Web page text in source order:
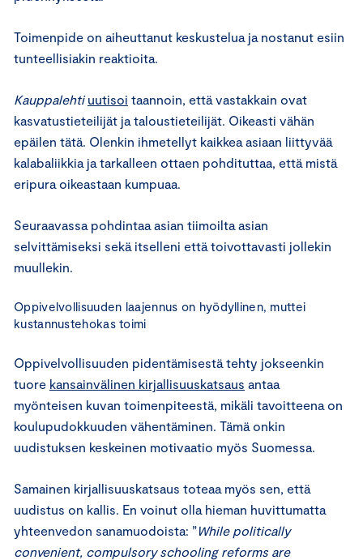
Toimenpide on aiheuttanut keskustelua ja nostanut esiin
tunteellisiakin reaktioita.
Kauppalehti uutisoi taannoin, että vastakkain ovat
kasvatustieteilijät ja taloustieteilijät. Oikeasti vähän
epäilen tätä. Olenkin ihmetellyt kaikkea asiaan liittyvää
kalabaliikkia ja tarkalleen ottaen pohdituttaa, että mistä
eripura oikeastaan kumpuaa.
Seuraavassa pohdintaa asian tiimoilta asian
selvittämiseksi sekä itselleni että toivottavasti jollekin
muullekin.
Oppivelvollisuuden laajennus on hyödyllinen, muttei
kustannustehokas toimi
Oppivelvollisuuden pidentämisestä tehty jokseenkin
tuore kansainvälinen kirjallisuuskatsaus antaa
myönteisen kuvan toimenpiteestä, mikäli tavoitteena on
koulupudokkuuden vähentäminen. Tämä onkin
uudistuksen keskeinen motivaatio myös Suomessa.
Samainen kirjallisuuskatsaus toteaa myös sen, että
uudistus on kallis. En voinut olla hieman huvittumatta
yhteenvedon sanamuodoista: ”While politically
convenient, compulsory schooling reforms are